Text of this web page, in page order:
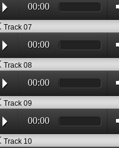
00:00
Track 07
00:00
Track 08
00:00
Track 09
00:00
Track 10